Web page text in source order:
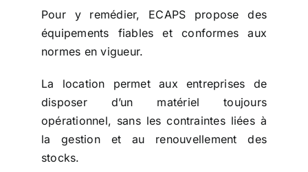
Pour y remédier, ECAPS propose des
équipements fiables et conformes aux
normes en vigueur.
La location permet aux entreprises de
disposer d’un matériel toujours
opérationnel, sans les contraintes liées à
la gestion et au renouvellement des
stocks.